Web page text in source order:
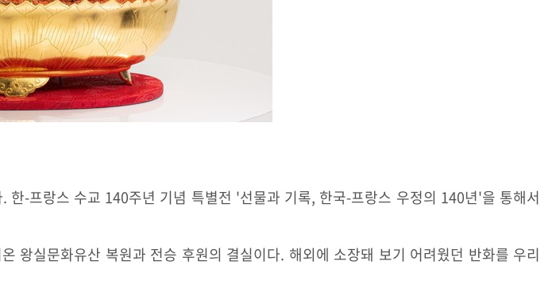
-프랑스 수교 140주년 기념 특별전 '선물과 기록, 한국-프랑스 우정의 140년'을 통해서
왕실문화유산 복원과 전승 후원의 결실이다. 해외에 소장돼 보기 어려웠던 반화를 우리